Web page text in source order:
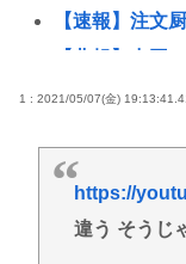
【速報】注文
るwww
で別物www
ネット販売…
ンラインショ
1 : 2021/05/07(金)
https://
違う そうじ